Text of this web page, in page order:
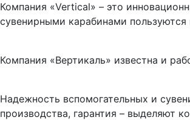
Компания «Vertical» – это
сувенирными карабинами
Компания «Вертикаль» известна и
Надежность вспомогательных и
производства, гарантия – выделяют